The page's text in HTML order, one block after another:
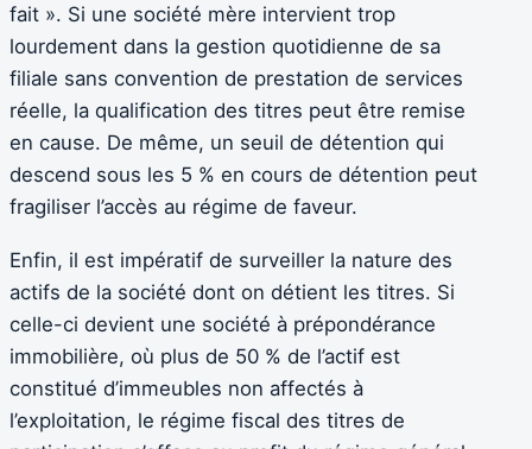
fait ». Si une société mère intervient trop
lourdement dans la gestion quotidienne de sa
filiale sans convention de prestation de services
réelle, la qualification des titres peut être remise
en cause. De même, un seuil de détention qui
descend sous les 5 % en cours de détention peut
fragiliser l’accès au régime de faveur.
Enfin, il est impératif de surveiller la nature des
actifs de la société dont on détient les titres. Si
celle-ci devient une société à prépondérance
immobilière, où plus de 50 % de l’actif est
constitué d’immeubles non affectés à
l’exploitation, le régime fiscal des titres de